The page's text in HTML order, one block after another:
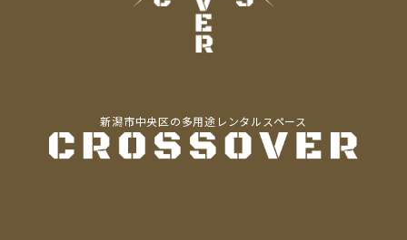
新潟市中央区の多用途レンタルスペース